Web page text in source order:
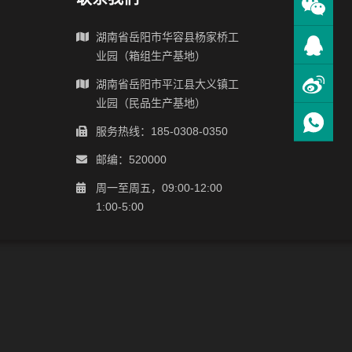
湖南省岳阳市华容县杨家桥工
业园（箱组生产基地）
湖南省岳阳市平江县大义镇工
业园（民品生产基地）
服务热线：185-0308-0350
邮编：520000
周一至周五，09:00-12:00
1:00-5:00